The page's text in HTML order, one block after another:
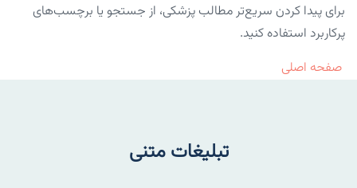
برای پیدا کردن سریع‌تر مطالب پزشکی، از جستجو یا برچسب‌های
پرکاربرد استفاده کنید.
صفحه اصلی
تبلیغات متنی